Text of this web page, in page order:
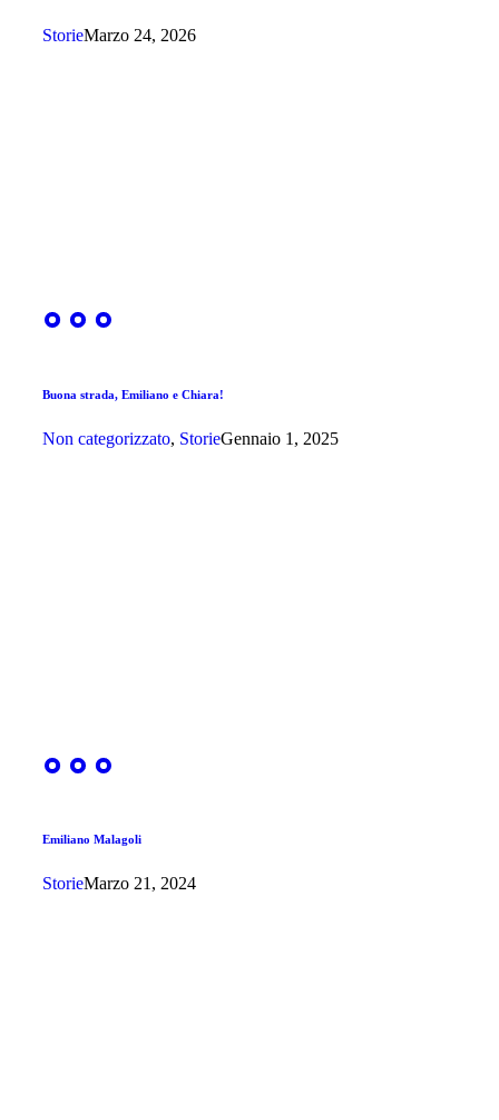
StorieMarzo 24, 2026
Buona strada, Emiliano e Chiara!
Non categorizzato, StorieGennaio 1, 2025
Emiliano Malagoli
StorieMarzo 21, 2024